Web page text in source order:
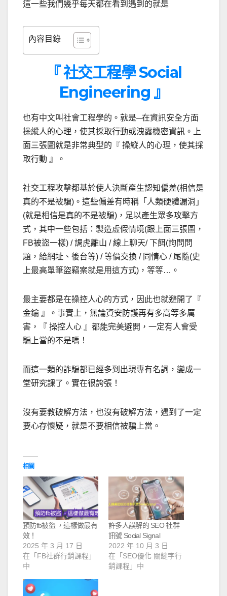
這一些我們幾乎每天都在看到遇到的就是
內容目錄
『 社交工程學 Social
Engineering 』
也有中文叫社會工程學的。就是─在資訊安全方面
操縱人的心理，使其採取行動或洩露機密資訊。上
面三張圖就是非常典型的『 操縱人的心理，使其採
取行動 』。
社交工程攻擊都基於使人決斷產生認知偏差(相信是
真的不是被騙)。這些偏差有時稱「人類硬體漏洞」
(就是相信是真的不是被騙)，足以產生眾多攻擊方
式，其中一些包括：製造虛假情境(跟上面三張圖，
FB被盜一樣) / 調虎離山 / 線上聊天/ 下餌(詢問問
題，給網址、後台等) / 等價交換 / 同情心 / 尾隨(史
上最高單筆盜竊案就是用這方式)，等等…。
最主要都是在操控人心的方式，因此也就避開了『
金鑰 』。事實上，無論資安防護再有多高等多厲
害，『 操控人心 』都能完美避開，一定有人會受
騙上當的不是嗎！
而這一類的詐騙都已經多到出現專有名詞，變成一
堂研究課了。實在很誇張！
沒有要教破解方法，也沒有破解方法，遇到了一定
要心存懷疑，就是不要相信被騙上當。
相關
預防fb被盜 ，這樣做最有
效！
2025 年 3 月 17 日
在「FB社群行銷課程」
中
許多人誤解的 SEO 社群
訊號 Social Signal
2022 年 10 月 3 日
在「SEO優化 關鍵字行
銷課程」中